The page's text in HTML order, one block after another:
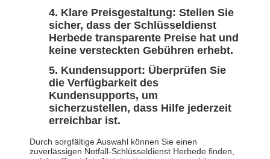
Klare Preisgestaltung: Stellen Sie
sicher, dass der Schlüsseldienst
Herbede transparente Preise hat und
keine versteckten Gebühren erhebt.
Kundensupport: Überprüfen Sie
die Verfügbarkeit des
Kundensupports, um
sicherzustellen, dass Hilfe jederzeit
erreichbar ist.
Durch sorgfältige Auswahl können Sie einen
zuverlässigen Notfall-Schlüsseldienst Herbede finden,